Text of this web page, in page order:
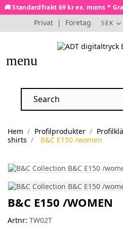
🚚 Standardfrakt 69 kr ex. moms *
Privat | Företag SEK
menu
Hem Profilprodukter
shirts
B&C E150 /women
B&C E150 /WOMEN
Artnr: TW02T